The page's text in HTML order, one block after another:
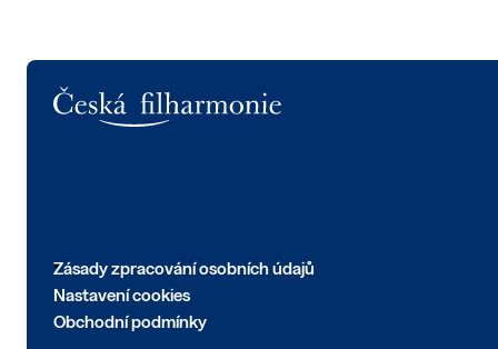
Zásady zpracování osobních údajů
Nastavení cookies
Obchodní podmínky